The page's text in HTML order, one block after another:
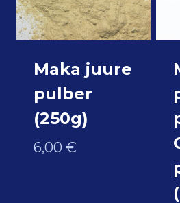
Maka juure
pulber
(250g)
6,00 €